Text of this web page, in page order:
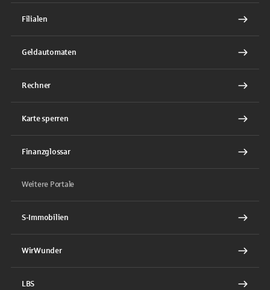
Filialen
Geldautomaten
Rechner
Karte sperren
Finanzglossar
Weitere Portale
S-Immobilien
WirWunder
LBS